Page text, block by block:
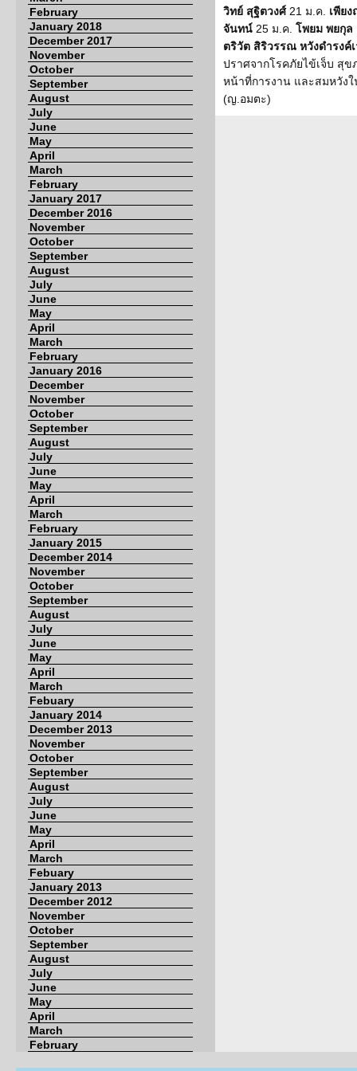
February
January 2018
December 2017
November
October
September
August
July
June
May
April
March
February
January 2017
December 2016
November
October
September
August
July
June
May
April
March
February
January 2016
December
November
October
September
August
July
June
May
April
March
February
January 2015
December 2014
November
October
September
August
July
June
May
April
March
Febuary
January 2014
December 2013
November
October
September
August
July
June
May
April
March
Febuary
January 2013
December 2012
November
October
September
August
July
June
May
April
March
February
วิทย์ สุฐิตวงศ์21 ม.ค. เพีย
จันทน์ 25 ม.ค. โพยม พยกุ
ตริวัต สิริวรรณ หวังดำรงค์
ปราศจากโรคภัยไข้เจ็บ สุ
หน้าที่การงาน และสมหวัง
(ญ.อมตะ)